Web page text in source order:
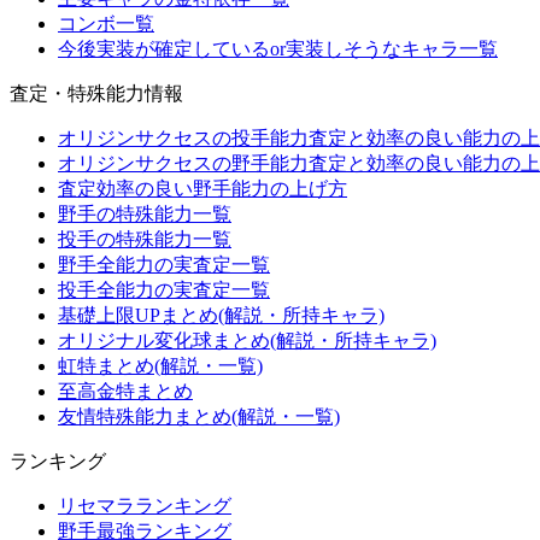
コンボ一覧
今後実装が確定しているor実装しそうなキャラ一覧
査定・特殊能力情報
オリジンサクセスの投手能力査定と効率の良い能力の
オリジンサクセスの野手能力査定と効率の良い能力の
査定効率の良い野手能力の上げ方
野手の特殊能力一覧
投手の特殊能力一覧
野手全能力の実査定一覧
投手全能力の実査定一覧
基礎上限UPまとめ(解説・所持キャラ)
オリジナル変化球まとめ(解説・所持キャラ)
虹特まとめ(解説・一覧)
至高金特まとめ
友情特殊能力まとめ(解説・一覧)
ランキング
リセマラランキング
野手最強ランキング